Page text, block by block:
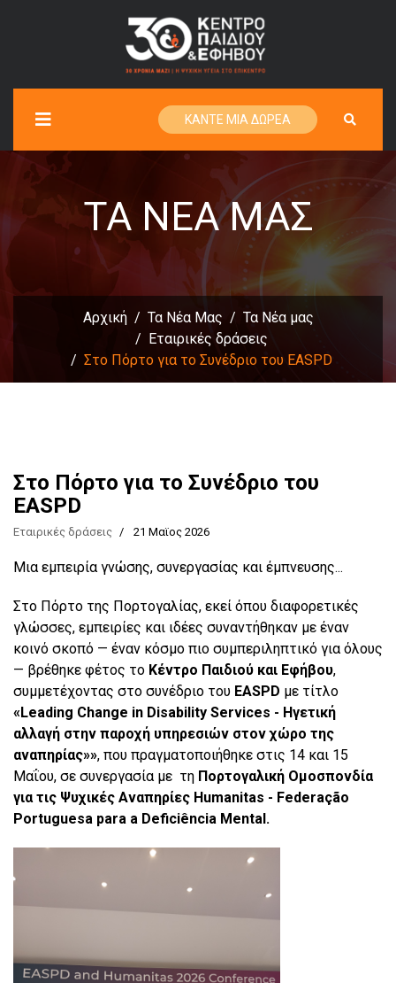
ΚΑΝΤΕ ΜΙΑ ΔΩΡΕΑ
ΤΑ ΝΈΑ ΜΑΣ
Αρχική Τα Νέα Μας
Τα Νέα μας
Εταιρικές δράσεις
Στο Πόρτο για το Συνέδριο του EASPD
Στο Πόρτο για το Συνέδριο του
EASPD
Εταιρικές δράσεις 21 Μαϊος 2026
Μια εμπειρία γνώσης, συνεργασίας και έμπνευσης...
Στο Πόρτο της Πορτογαλίας, εκεί όπου διαφορετικές
γλώσσες, εμπειρίες και ιδέες συναντήθηκαν με έναν
κοινό σκοπό — έναν κόσμο πιο συμπεριληπτικό για όλους
— βρέθηκε φέτος το Κέντρο Παιδιού και Εφήβου,
συμμετέχοντας στο συνέδριο του EASPD με τίτλο
«Leading Change in Disability Services - Ηγετική
αλλαγή στην παροχή υπηρεσιών στον χώρο της
αναπηρίας»», που πραγματοποιήθηκε στις 14 και 15
Μαΐου, σε συνεργασία με τη Πορτογαλική Ομοσπονδία
για τις Ψυχικές Αναπηρίες Humanitas - Federação
Portuguesa para a Deficiência Mental.